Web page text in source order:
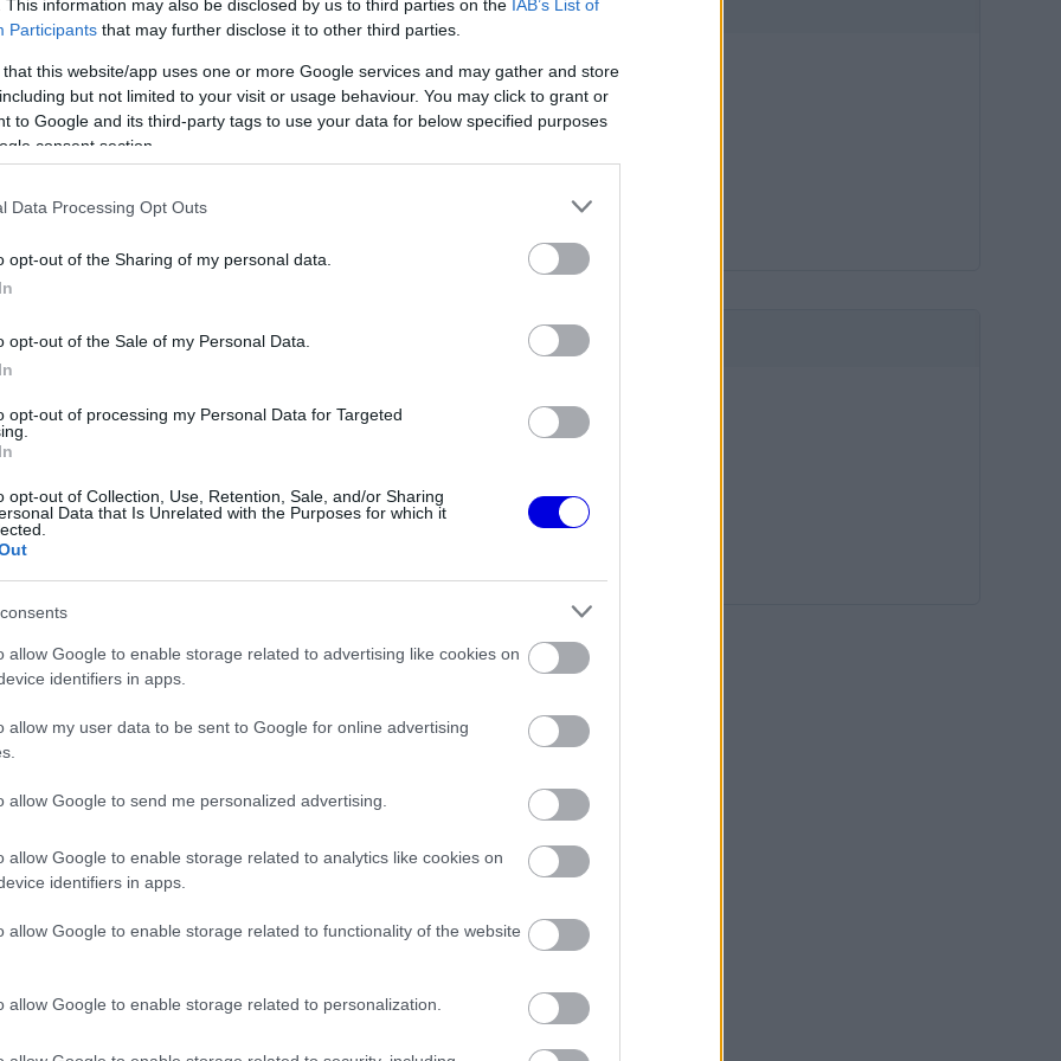
This information may also be disclosed by us to third parties on the IAB’s List of
Participants that may further disclose it to other third parties.
that this website/app uses one or more Google services and may gather and store
but not limited to your visit or usage behaviour. You may click to grant or
to Google and its third-party tags to use your data for below specified purposes
consent section.
Data Processing Opt Outs
opt-out of the Sharing of my personal data.
opt-out of the Sale of my Personal Data.
opt-out of processing my Personal Data for Targeted
opt-out of Collection, Use, Retention, Sale, and/or Sharing
Data that Is Unrelated with the Purposes for which it
allow Google to enable storage related to advertising like cookies on
identifiers in apps.
allow my user data to be sent to Google for online advertising
allow Google to send me personalized advertising.
allow Google to enable storage related to analytics like cookies on
identifiers in apps.
allow Google to enable storage related to functionality of the website
allow Google to enable storage related to personalization.
Video
is
supported.
– mondta. „A második helyért csatázott
körben, ötször? Felváltva lökték meg
Teljesen fantasztikus versenyzés volt, és
Azóta sem láttam igazán hozzá
árnyak vetülnek
Esteban Ocon Aston Martinhoz